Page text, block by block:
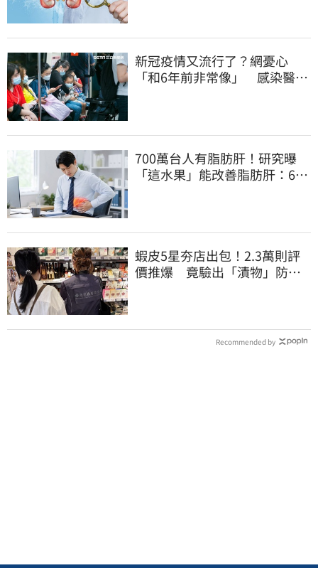
新冠疫情又流行了？網憂心
「和6年前非常像」 感染醫搖
700萬台人有脂肪肝！研究曝
「這水果」能改善脂肪肝：6週
蝦皮5星夯店出包！2.3萬則評
價推爆 竟驗出「漬物」防腐
Recommended by